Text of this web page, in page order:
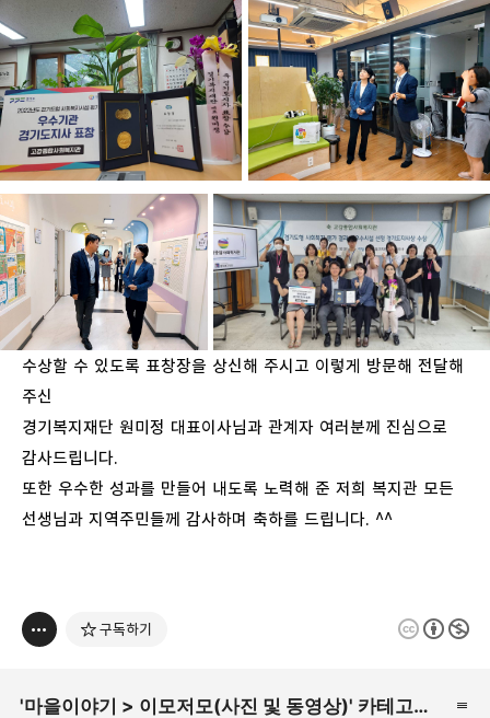
수상할 수 있도록 표창장을 상신해 주시고 이렇게 방문해 전달해
주신
경기복지재단 원미정 대표이사님과 관계자 여러분께 진심으로
감사드립니다.
또한 우수한 성과를 만들어 내도록 노력해 준 저희 복지관 모든
선생님과 지역주민들께 감사하며 축하를 드립니다. ^^
구독하기
'마을이야기 > 이모저모(사진 및 동영상)' 카테고리의 다른 글